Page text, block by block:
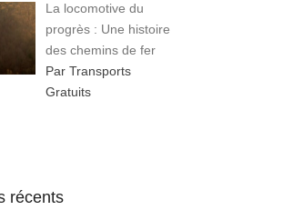
La locomotive du
progrès : Une histoire
des chemins de fer
Par Transports
Gratuits
récents